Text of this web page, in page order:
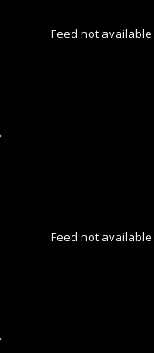
Feed not available
Feed not available